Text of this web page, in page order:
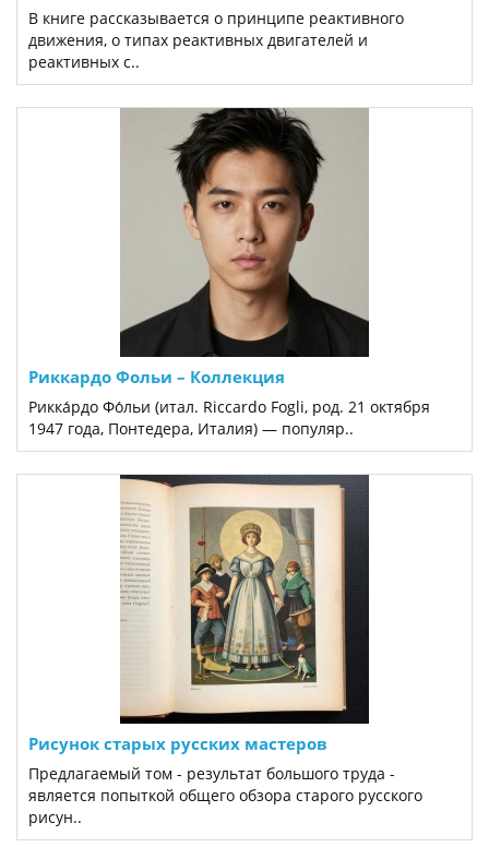
В книге рассказывается о принципе реактивного
движения, о типах реактивных двигателей и
реактивных с..
Риккардо Фольи ‎– Коллекция
Рикка́рдо Фо́льи (итал. Riccardo Fogli, род. 21 октября
1947 года, Понтедера, Италия) — популяр..
Рисунок старых русских мастеров
Предлагаемый том - результат большого труда -
является попыткой общего обзора старого русского
рисун..